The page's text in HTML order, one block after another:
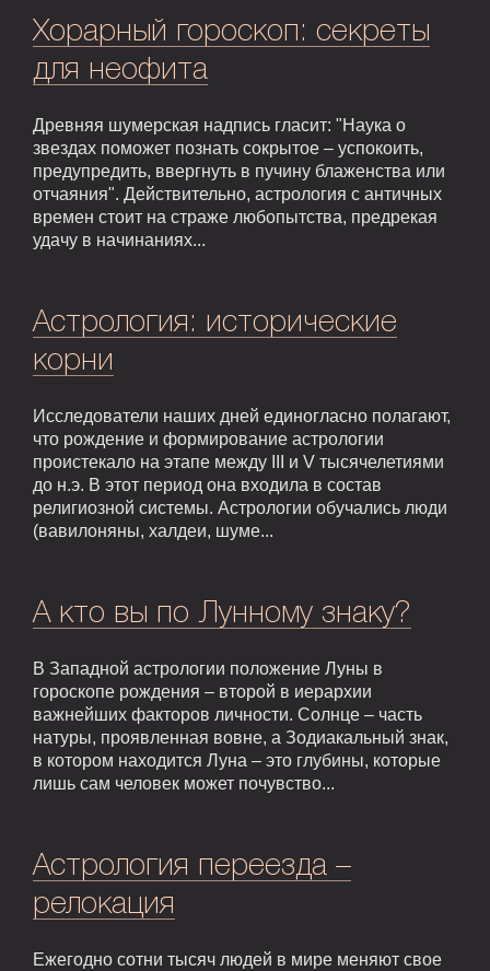
Хорарный гороскоп: секреты
для неофита
Древняя шумерская надпись гласит: "Наука о
звездах поможет познать сокрытое – успокоить,
предупредить, ввергнуть в пучину блаженства или
отчаяния". Действительно, астрология с античных
времен стоит на страже любопытства, предрекая
удачу в начинаниях...
Астрология: исторические
корни
Исследователи наших дней единогласно полагают,
что рождение и формирование астрологии
проистекало на этапе между III и V тысячелетиями
до н.э. В этот период она входила в состав
религиозной системы. Астрологии обучались люди
(вавилоняны, халдеи, шуме...
А кто вы по Лунному знаку?
В Западной астрологии положение Луны в
гороскопе рождения – второй в иерархии
важнейших факторов личности. Солнце – часть
натуры, проявленная вовне, а Зодиакальный знак,
в котором находится Луна – это глубины, которые
лишь сам человек может почувство...
Астрология переезда –
релокация
Ежегодно сотни тысяч людей в мире меняют свое